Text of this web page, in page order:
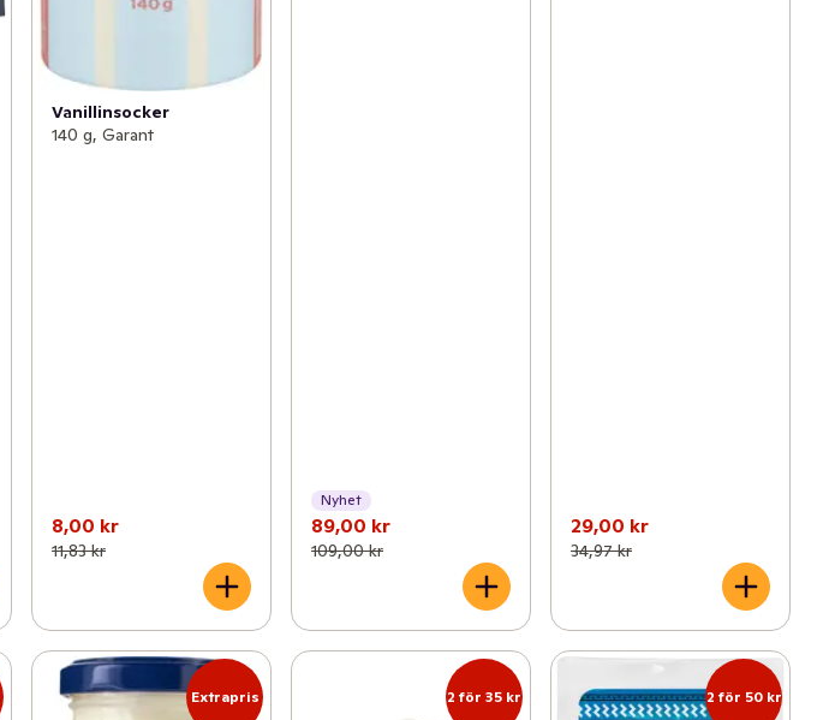
Vanillinsocker
140 g, Garant
8,00 kr
11,83 kr
Nyhet
89,00 kr
109,00 kr
29,00 kr
34,97 kr
Extrapris 2 för 35 kr 2 för 50 kr